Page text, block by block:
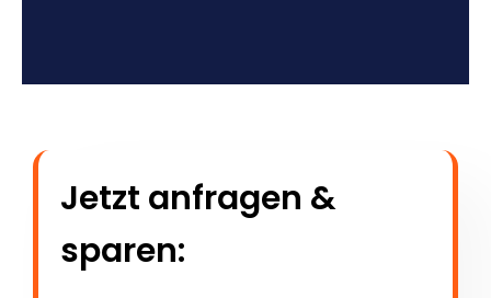
Jetzt anfragen &
sparen: